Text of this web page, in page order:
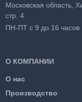
О КОМПАНИИ
О нас
Производство
Московская область,
стр. 4
ПН-ПТ с 9 до 16 часов